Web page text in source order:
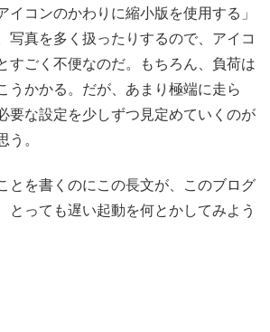
イコンのかわりに縮小版を使用する」
写真を多く扱ったりするので、アイコ
すごく不便なのだ。もちろん、負荷は
うかかる。だが、あまり極端に走ら
要な設定を少しずつ見定めていくのが
う。
とを書くのにこの長文が、このブログ
とっても遅い起動を何とかしてみよう